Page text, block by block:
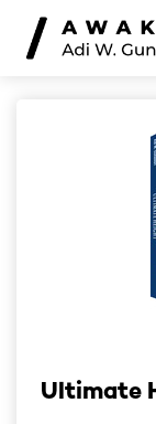
Ultimate